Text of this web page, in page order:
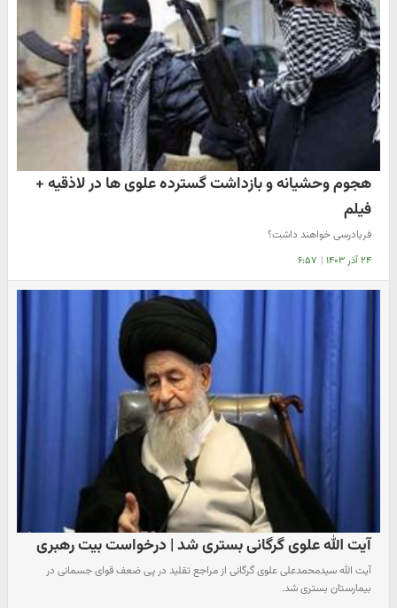
هجوم وحشیانه و بازداشت گسترده علوی ها در لاذقیه +
فیلم
فریادرسی خواهند داشت؟
۲۴ آذر ۱۴۰۳ | ۶:۵۷
آیت الله علوی گرگانی بستری شد | درخواست بیت رهبری
آیت الله سیدمحمدعلی علوی گرگانی از مراجع تقلید در پی ضعف قوای جسمانی در
بیمارستان بستری شد.